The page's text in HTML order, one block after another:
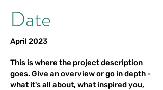
Date
April 2023
This is where the project description
goes. Give an overview or go in depth -
what it's all about, what inspired you,